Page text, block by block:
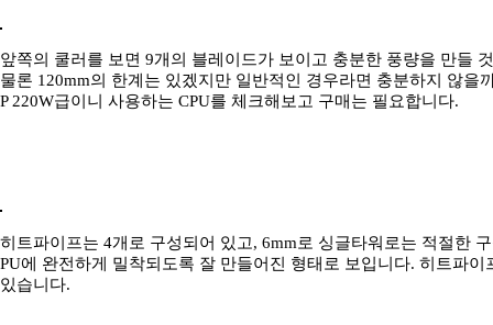
앞쪽의 쿨러를 보면 9개의 블레이드가 보이고 충분한 풍량을 만들
물론 120mm의 한계는 있겠지만 일반적인 경우라면 충분하지 않을
P 220W급이니 사용하는 CPU를 체크해보고 구매는 필요합니다.
히트파이프는 4개로 구성되어 있고, 6mm로 싱글타워로는 적절한
PU에 완전하게 밀착되도록 잘 만들어진 형태로 보입니다. 히트파이
있습니다.